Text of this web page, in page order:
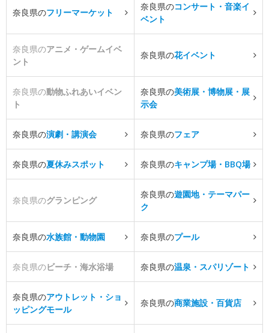
奈良県のフリーマーケット
奈良県のコンサート・音楽イ
ベント
奈良県のアニメ・ゲームイベ
ント
奈良県の花イベント
奈良県の動物ふれあいイベン
ト
奈良県の美術展・博物展・展
示会
奈良県の演劇・講演会 奈良県のフェア
奈良県の夏休みスポット 奈良県のキャンプ場・BBQ場
奈良県のグランピング
奈良県の遊園地・テーマパー
ク
奈良県の水族館・動物園 奈良県のプール
奈良県のビーチ・海水浴場 奈良県の温泉・スパリゾート
奈良県のアウトレット・ショ
ッピングモール
奈良県の商業施設・百貨店